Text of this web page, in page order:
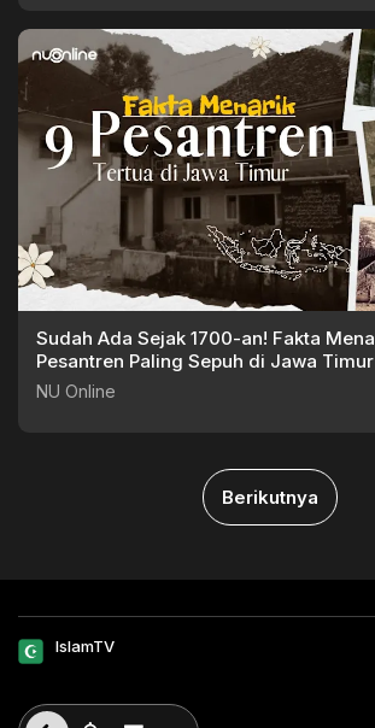
Sudah Ada Sejak 1700-an! Fakta
Pesantren Paling Sepuh di Jawa
NU Online
Berikutnya
IslamTV